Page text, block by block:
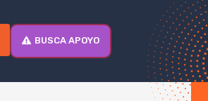
BUSCA APOYO